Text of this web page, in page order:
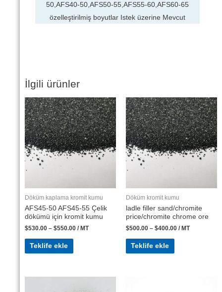
50,AFS40-50,AFS50-55,AFS55-60,AFS60-65
özelleştirilmiş boyutlar Istek üzerine Mevcut
İlgili ürünler
Döküm kaplama kromit kumu
AFS45-50 AFS45-55 Çelik
dökümü için kromit kumu
$530.00 – $550.00 / MT
Teklife ekle
Döküm kromit kumu
ladle filler sand/chromite
price/chromite chrome ore
$500.00 – $400.00 / MT
Teklife ekle